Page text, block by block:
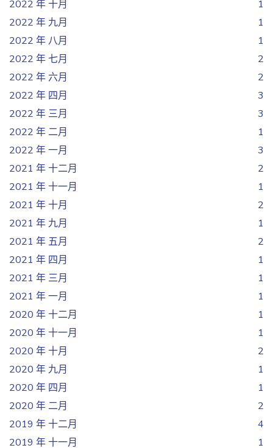
2022 年 十月
1
2022 年 九月
1
2022 年 八月
1
2022 年 七月
2
2022 年 六月
2
2022 年 四月
3
2022 年 三月
3
2022 年 二月
1
2022 年 一月
3
2021 年 十二月
2
2021 年 十一月
1
2021 年 十月
2
2021 年 九月
1
2021 年 五月
2
2021 年 四月
1
2021 年 三月
1
2021 年 一月
1
2020 年 十二月
1
2020 年 十一月
1
2020 年 十月
2
2020 年 九月
1
2020 年 四月
1
2020 年 二月
2
2019 年 十二月
4
2019 年 十一月
1